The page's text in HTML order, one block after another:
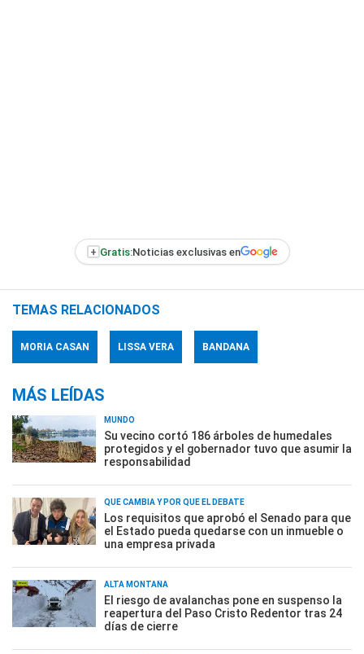
+ Gratis:Noticias exclusivas en
TEMAS RELACIONADOS
MORIA CASAN LISSA VERA BANDANA
MÁS LEÍDAS
MUNDO
Su vecino cortó 186 árboles de humedales
protegidos y el gobernador tuvo que asumir la
responsabilidad
QUÉ CAMBIA Y POR QUÉ EL DEBATE
Los requisitos que aprobó el Senado para que
el Estado pueda quedarse con un inmueble o
una empresa privada
ALTA MONTAÑA
El riesgo de avalanchas pone en suspenso la
reapertura del Paso Cristo Redentor tras 24
días de cierre